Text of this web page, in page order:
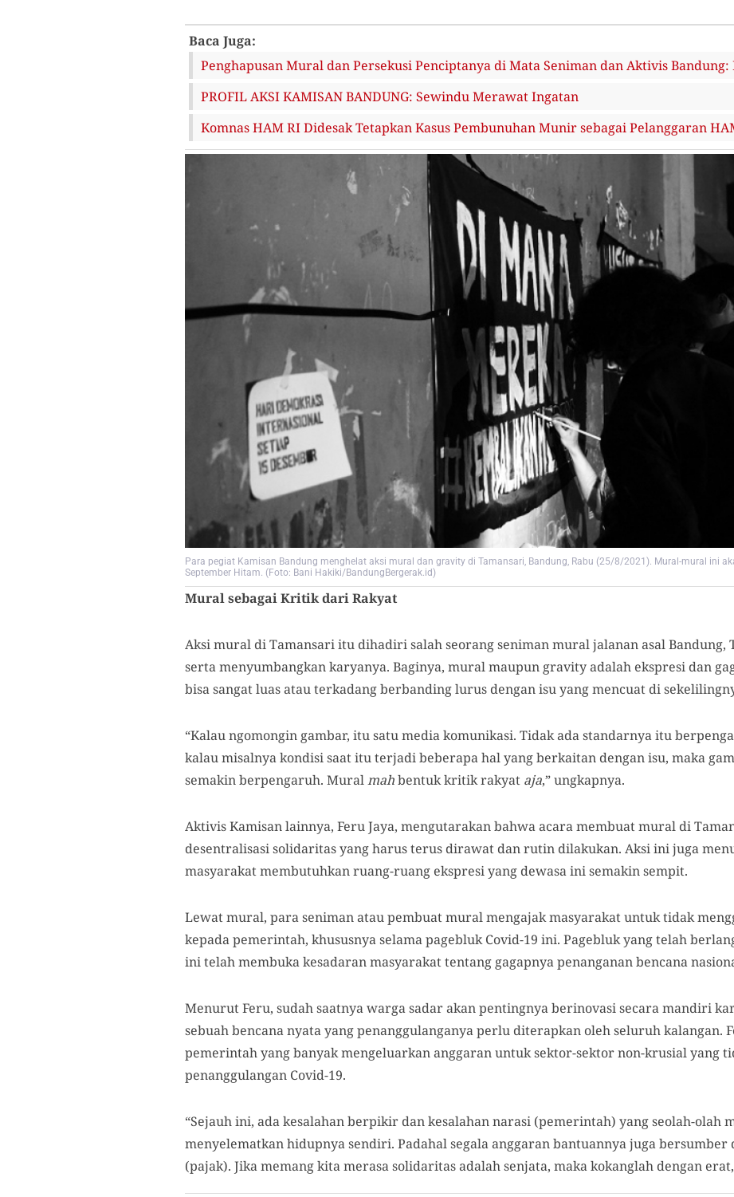
Baca Juga:
Penghapusan Mural dan Persekusi Penciptanya di Mata Seniman dan Aktivis
PROFIL AKSI KAMISAN BANDUNG: Sewindu Merawat Ingatan
Komnas HAM RI Didesak Tetapkan Kasus Pembunuhan Munir sebagai Pelanggaran
Para pegiat Kamisan Bandung menghelat aksi mural dan gravity di Tamansari, Bandung, Rabu (25/8/2021). Mural-mural ini
September Hitam. (Foto: Bani Hakiki/BandungBergerak.id)
Mural sebagai Kritik dari Rakyat
Aksi mural di Tamansari itu dihadiri salah seorang seniman mural jalanan asal Bandung,
serta menyumbangkan karyanya. Baginya, mural maupun gravity adalah ekspresi dan
bisa sangat luas atau terkadang berbanding lurus dengan isu yang mencuat di
“Kalau ngomongin gambar, itu satu media komunikasi. Tidak ada standarnya itu
kalau misalnya kondisi saat itu terjadi beberapa hal yang berkaitan dengan isu, maka
semakin berpengaruh. Muralmahbentuk kritik rakyat aja,” ungkapnya.
Aktivis Kamisan lainnya, Feru Jaya, mengutarakan bahwa acara membuat mural di
desentralisasi solidaritas yang harus terus dirawat dan rutin dilakukan. Aksi ini juga
masyarakat membutuhkan ruang-ruang ekspresi yang dewasa ini semakin sempit.
Lewat mural, para seniman atau pembuat mural mengajak masyarakat untuk tidak
kepada pemerintah, khususnya selama pagebluk Covid-19 ini. Pagebluk yang telah
ini telah membuka kesadaran masyarakat tentang gagapnya penanganan bencana
Menurut Feru, sudah saatnya warga sadar akan pentingnya berinovasi secara mandiri
sebuah bencana nyata yang penanggulanganya perlu diterapkan oleh seluruh kalangan.
pemerintah yang banyak mengeluarkan anggaran untuk sektor-sektor non-krusial yang
penanggulangan Covid-19.
“Sejauh ini, ada kesalahan berpikir dan kesalahan narasi (pemerintah) yang seolah-olah
menyelematkan hidupnya sendiri. Padahal segala anggaran bantuannya juga
(pajak). Jika memang kita merasa solidaritas adalah senjata, maka kokanglah dengan